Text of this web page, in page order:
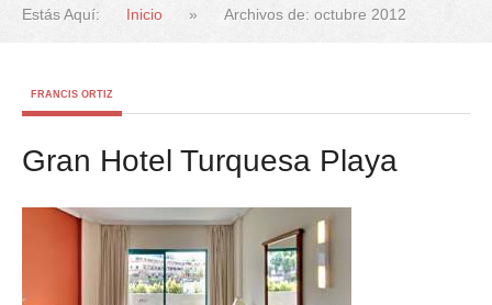
Estás Aquí: Inicio » Archivos de: octubre 2012
FRANCIS ORTIZ
Gran Hotel Turquesa Playa